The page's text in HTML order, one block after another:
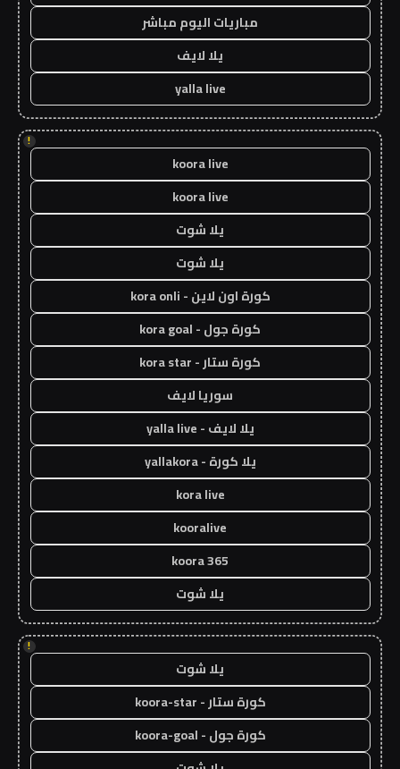
مباريات اليوم مباشر
يلا لايف
yalla live
!
koora live
koora live
يلا شوت
يلا شوت
كورة اون لاين - kora onli
كورة جول - kora goal
كورة ستار - kora star
سوريا لايف
يلا لايف - yalla live
يلا كورة - yallakora
kora live
kooralive
koora 365
يلا شوت
!
يلا شوت
كورة ستار - koora-star
كورة جول - koora-goal